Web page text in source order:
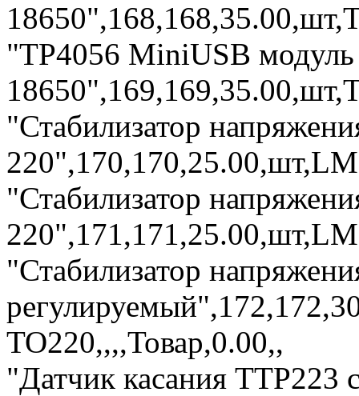
"TP4056 MiniUSB модуль
"Стабилизатор
"Стабилизатор
"Стабилизатор
TO220,,,,Товар,0.00,,
"Датчик касания TTP223